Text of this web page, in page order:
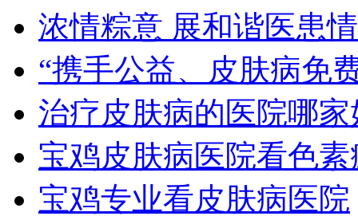
浓情粽意 展和谐医患
“携手公益、皮肤病免
治疗皮肤病的医院哪家
宝鸡皮肤病医院看色
宝鸡专业看皮肤病医院